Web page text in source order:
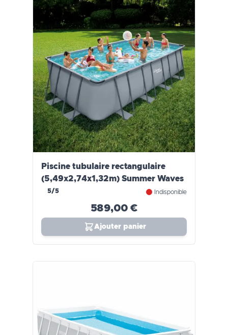
Piscine tubulaire rectangulaire
(5,49x2,74x1,32m) Summer Waves
5/5 Indisponible
589,00 €
Ajouter panier